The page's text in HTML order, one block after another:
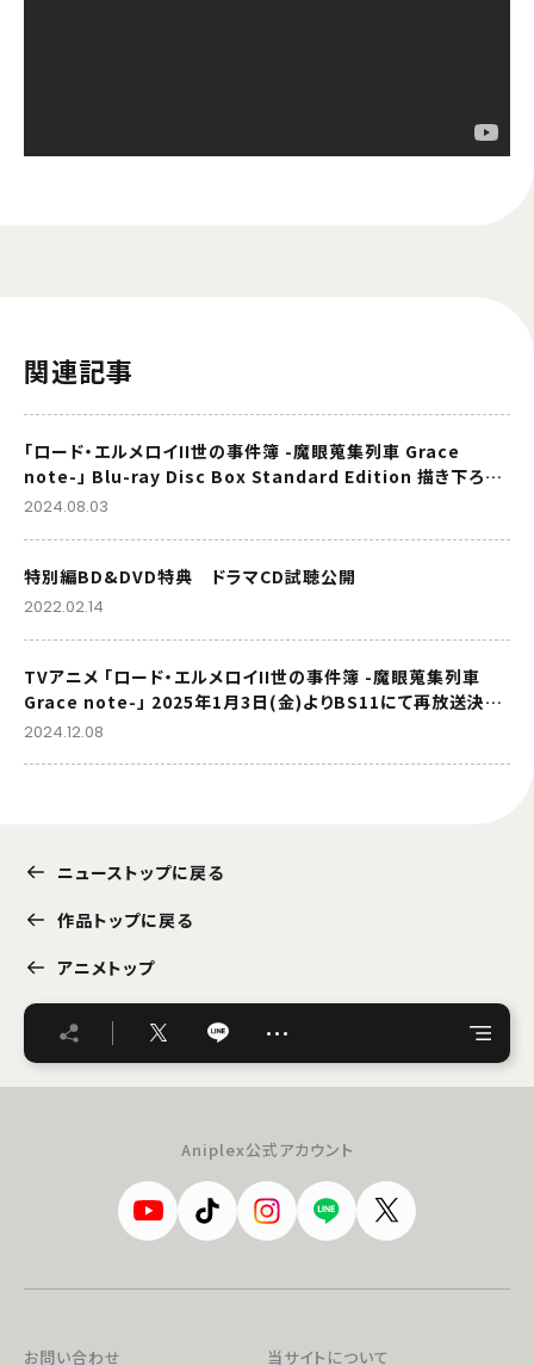
関連記事
「ロード・エルメロイII世の事件簿 -魔眼蒐集列車 Grace
note-」 Blu-ray Disc Box Standard Edition 描き下ろし
三方背BOXイラスト解禁！
2024.08.03
特別編BD&DVD特典 ドラマCD試聴公開
2022.02.14
TVアニメ 「ロード・エルメロイII世の事件簿 -魔眼蒐集列車
Grace note-」 2025年1月3日(金)よりBS11にて再放送決
定！
2024.12.08
ニューストップに戻る
作品トップに戻る
アニメトップ
…
Aniplex公式アカウント
お問い合わせ 当サイトについて